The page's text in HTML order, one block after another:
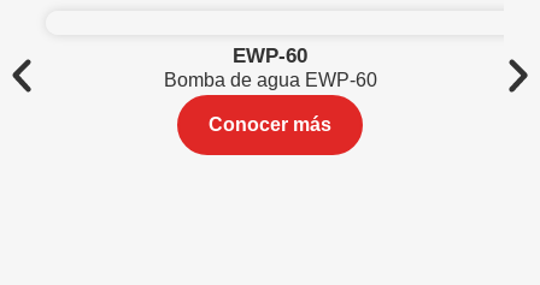
EWP-60
Bomba de agua EWP-60
Conocer más